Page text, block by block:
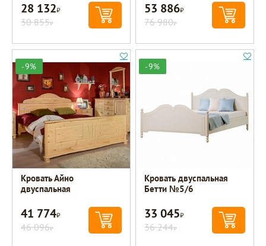
28 132Р
30 855Р
53 886Р
76 980Р
-9%
Кровать Айно
двуспальная
41 774Р
46 096Р
-9%
Кровать двуспальная
Бетти №5/6
33 045Р
36 244Р